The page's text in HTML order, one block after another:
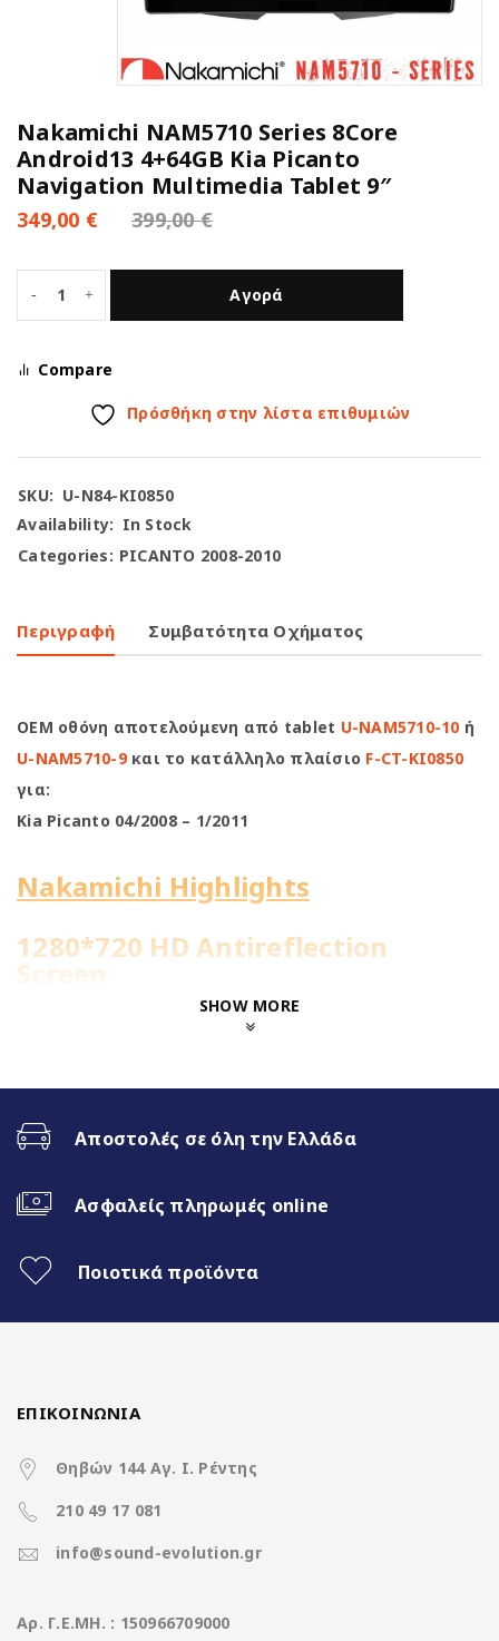
Nakamichi NAM5710 Series 8Core
Android13 4+64GB Kia Picanto
Navigation Multimedia Tablet 9″
399,00€
349,00 €
Αγορά
Compare
Πρόσθήκη στην λίστα επιθυμιών
SKU: U-N84-KI0850
Availability: In Stock
Categories: PICANTO 2008-2010
Περιγραφή Συμβατότητα Οχήματος
OEM οθόνη αποτελούμενη από tablet U-NAM5710-10 ή
U-NAM5710-9και το κατάλληλο πλαίσιο F-CT-KI0850
για:
Kia Picanto 04/2008 – 1/2011
Nakamichi Highlights
1280*720 HD Antireflection
Screen
8Core@1.8GHz | 4+64GB
WiFi Built-in
Fast Boot 1 sec
Ασύρματο CarPlay & Ασύρματο
Χαρακτηριστικά
Operation System Nakamichi Os Android13
SHOW MORE
Αποστολές σε όλη την Ελλάδα
Ασφαλείς πληρωμές online
Ποιοτικά προϊόντα
ΕΠΙΚΟΙΝΩΝΙΑ
Θηβών 144 Αγ. Ι. Ρέντης
210 49 17 081
info@sound-evolution.gr
Aρ. Γ.Ε.ΜΗ. : 150966709000